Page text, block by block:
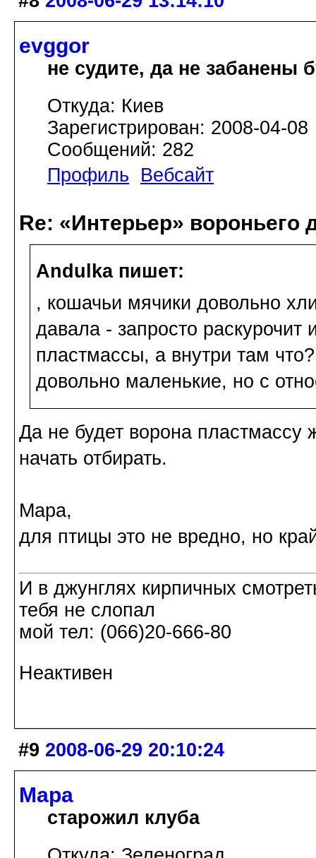
evggor
не судите, да не забанены
Откуда: Киев
Зарегистрирован: 2008-04-08
Сообщений: 282
Профиль
Вебсайт
Re: «Интерьер» вороньего
Andulka пишет:
, кошачьи мячики довольно
давала - запросто раскурочит
пластмассы, а внутри там
довольно маленькие, но с
Да не будет ворона пластмассу
начать отбирать.
Мара,
для птицы это не вредно, но
И в джунглях кирпичных
тебя не слопал
мой тел: (066)20-666-80
Неактивен
#9 2008-06-29 20:10:24
Мара
старожил клуба